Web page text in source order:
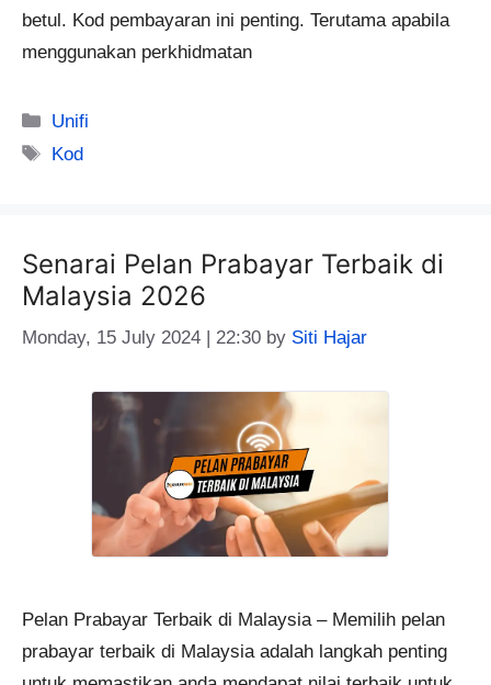
betul. Kod pembayaran ini penting. Terutama apabila
menggunakan perkhidmatan
Categories
Unifi
Tags
Kod
Senarai Pelan Prabayar Terbaik di
Malaysia 2026
Monday, 15 July 2024 | 22:30 by Siti Hajar
Pelan Prabayar Terbaik di Malaysia – Memilih pelan
prabayar terbaik di Malaysia adalah langkah penting